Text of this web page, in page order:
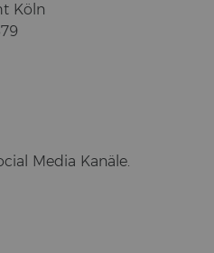
Köln
Media Ka­nä­le.